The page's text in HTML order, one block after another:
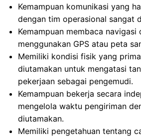
Kemampuan komunikasi yang
dengan tim operasional sangat
Kemampuan membaca navigasi
menggunakan GPS atau peta
Memiliki kondisi fisik yang
diutamakan untuk mengatasi
pekerjaan sebagai pengemudi.
Kemampuan bekerja secara
mengelola waktu pengiriman
diutamakan.
Memiliki pengetahuan tentang